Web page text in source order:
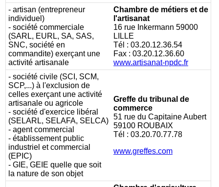
- artisan (entrepreneur
individuel)
- société commerciale
(SARL, EURL, SA, SAS,
SNC, société en
commandite) exerçant une
activité artisanale
Chambre de métiers et de
l'artisanat
16 rue Inkermann 59000
LILLE
Tél : 03.20.12.36.54
Fax : 03.20.12.36.60
www.artisanat-npdc.fr
- société civile (SCI, SCM,
SCP,...) à l'exclusion de
celles exerçant une activité
artisanale ou agricole
- société d'exercice libéral
(SELARL, SELAFA, SELCA)
- agent commercial
- établissement public
industriel et commercial
(EPIC)
- GIE, GEIE quelle que soit
la nature de son objet
Greffe du tribunal de
commerce
51 rue du Capitaine Aubert
59100 ROUBAIX
Tél : 03.20.70.77.78
www.greffes.com